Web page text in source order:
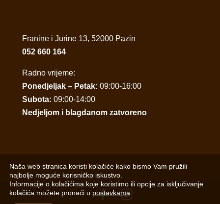
Franine i Jurine 13, 52000 Pazin
052 660 164
Radno vrijeme:
Ponedjeljak – Petak: 09:00-16:00
Subota: 09:00-14:00
Nedjeljom i blagdanom zatvoreno
Naša web stranica koristi kolačiće kako bismo Vam pružili
najbolje moguće korisničko iskustvo.
Informacije o kolačićima koje koristimo ili opcije za isključivanje
kolačića možete pronaći u postavkama